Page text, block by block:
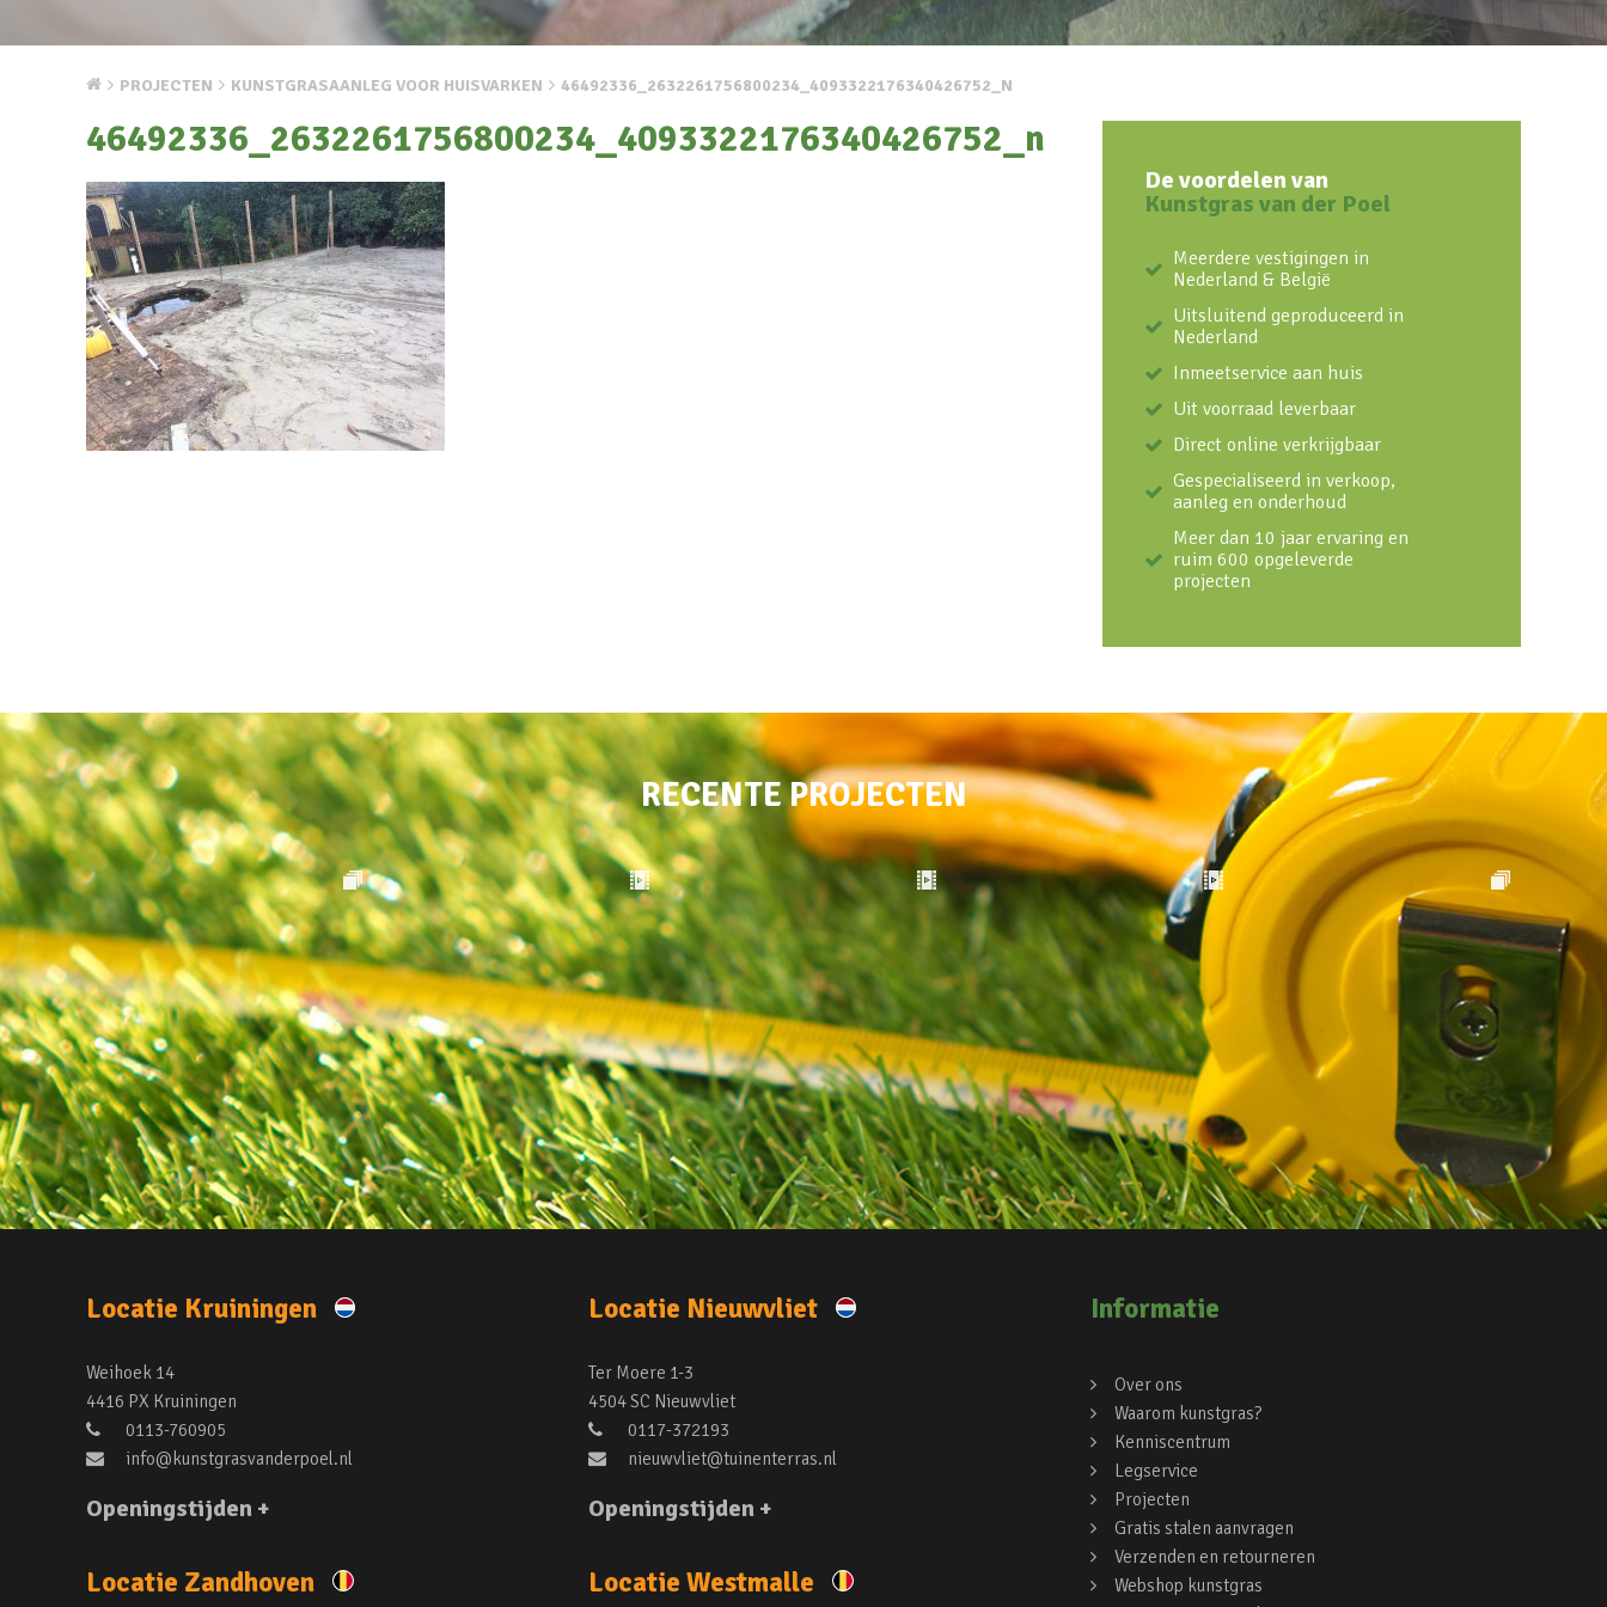
PROJECTEN KUNSTGRASAANLEG VOOR HUISVARKEN 46492336_2632261756800234_4093322176340426752_N
46492336_2632261756800234_4093322176340426752_n
De voordelen van
Kunstgras van der Poel
Meerdere vestigingen in
Nederland & België
Uitsluitend geproduceerd in
Nederland
Inmeetservice aan huis
Uit voorraad leverbaar
Direct online verkrijgbaar
Gespecialiseerd in verkoop,
aanleg en onderhoud
Meer dan 10 jaar ervaring en
ruim 600 opgeleverde
projecten
RECENTE PROJECTEN
Locatie Kruiningen
Weihoek 14
4416 PX Kruiningen
0113-760905
info@kunstgrasvanderpoel.nl
Openingstijden +
Locatie Nieuwvliet
Ter Moere 1-3
4504 SC Nieuwvliet
0117-372193
nieuwvliet@tuinenterras.nl
Openingstijden +
Locatie Zandhoven Locatie Westmalle
Informatie
Over ons
Waarom kunstgras?
Kenniscentrum
Legservice
Projecten
Gratis stalen aanvragen
Verzenden en retourneren
Webshop kunstgras